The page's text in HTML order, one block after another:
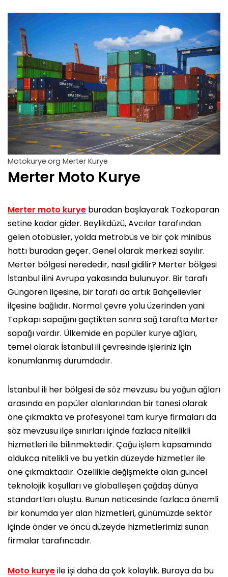
Motokurye.org Merter Kurye
Merter Moto Kurye
Merter moto kurye buradan başlayarak Tozkoparan
setine kadar gider. Beylikdüzü, Avcılar tarafından
gelen otobüsler, yolda metrobüs ve bir çok minibüs
hattı buradan geçer. Genel olarak merkezi sayılır.
Merter bölgesi nerededir, nasıl gidilir? Merter bölgesi
İstanbul ilini Avrupa yakasında bulunuyor. Bir tarafı
Güngören ilçesine, bir tarafı da artık Bahçelievler
ilçesine bağlıdır. Normal çevre yolu üzerinden yani
Topkapı sapağını geçtikten sonra sağ tarafta Merter
sapağı vardır. Ülkemide en popüler kurye ağları,
temel olarak İstanbul ili çevresinde işleriniz için
konumlanmış durumdadır.
İstanbul ili her bölgesi de söz mevzusu bu yoğun ağları
arasında en popüler olanlarından bir tanesi olarak
öne çıkmakta ve profesyonel tam kurye firmaları da
söz mevzusu ilçe sınırları içinde fazlaca nitelikli
hizmetleri ile bilinmektedir. Çoğu işlem kapsamında
oldukca nitelikli ve bu yetkin düzeyde hizmetler ile
öne çıkmaktadır. Özellikle değişmekte olan güncel
teknolojik koşulları ve globalleşen çağdaş dünya
standartları oluştu. Bunun neticesinde fazlaca önemli
bir konumda yer alan hizmetleri, günümüzde sektör
içinde önder ve öncü düzeyde hizmetlerimizi sunan
firmalar tarafıncadır.
Moto kuryeile işi daha da çok kolaylık. Buraya da bu